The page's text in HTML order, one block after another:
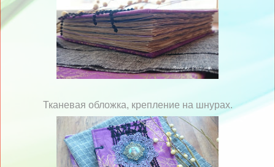
Тканевая обложка, крепление на шнурах.